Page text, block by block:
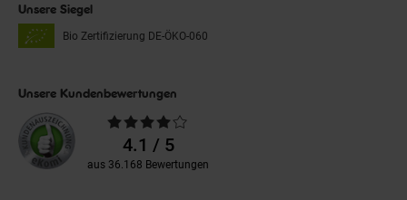
Unsere Siegel
Bio Zertifizierung DE-ÖKO-060
Unsere Kundenbewertungen
Durchschnittliche
Bewertungen4.1 / 5
aus 36.168 Bewertungen